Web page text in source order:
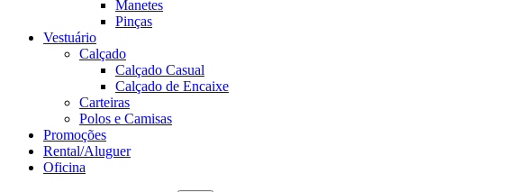
Manetes
Pinças
Vestuário
Calçado
Calçado Casual
Calçado de Encaixe
Carteiras
Polos e Camisas
Promoções
Rental/Aluguer
Oficina